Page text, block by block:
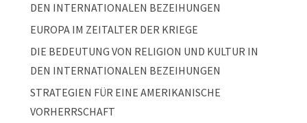
DEN INTERNATIONALEN BEZEIHUNGEN
EUROPA IM ZEITALTER DER KRIEGE
DIE BEDEUTUNG VON RELIGION UND KULTUR IN
DEN INTERNATIONALEN BEZEIHUNGEN
STRATEGIEN FÜR EINE AMERIKANISCHE
VORHERRSCHAFT